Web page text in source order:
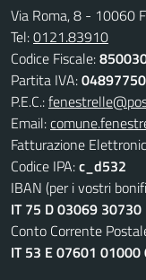
Via Roma, 8 - 10060
Tel:0121.83910
Codice Fiscale:
Partita IVA:
P.E.C.:
Email:
Fatturazione
Codice IPA:c_d532
IBAN (per i vostri
IT 75 D 03069
Conto Corrente
IT 53 E 07601